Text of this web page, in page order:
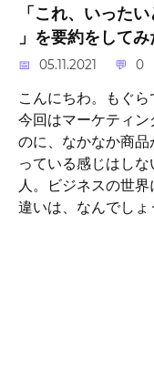
「これ、いった
」を要約をしてみ
05.11.2021 0
こんにちわ。もぐら
今回はマーケティ
のに、なかなか商
っている感じはし
人。ビジネスの世
違いは、なんでしょ